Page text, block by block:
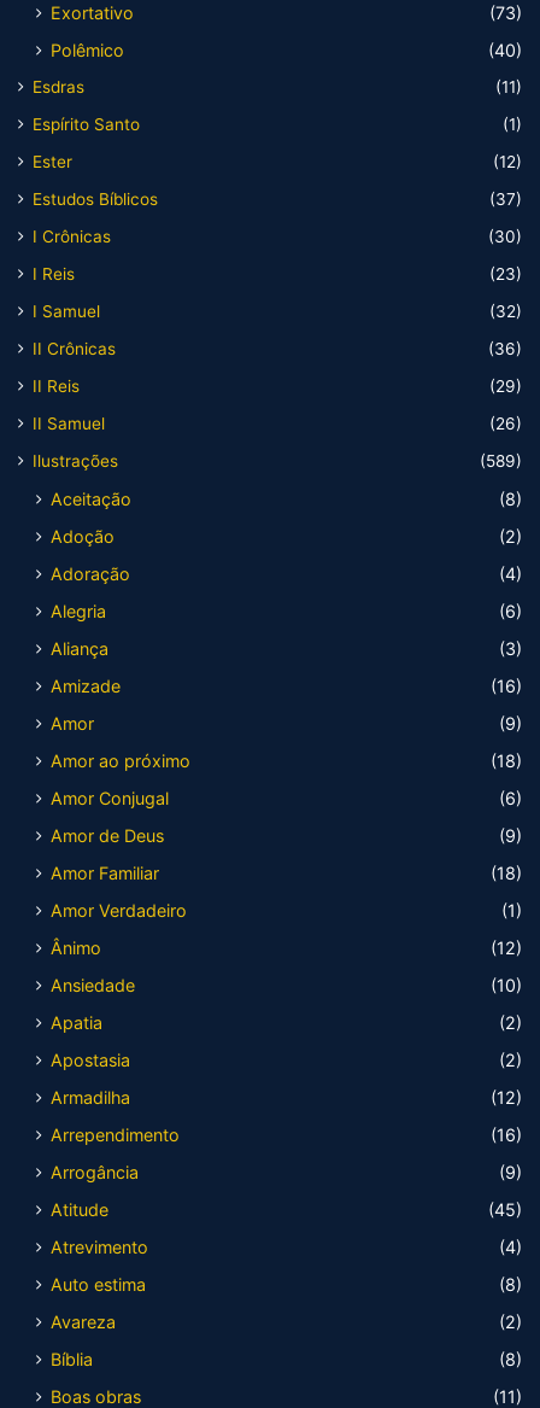
Exortativo
(73)
Polêmico
(40)
Esdras
(11)
Espírito Santo
(1)
Ester
(12)
Estudos Bíblicos
(37)
I Crônicas
(30)
I Reis
(23)
I Samuel
(32)
II Crônicas
(36)
II Reis
(29)
II Samuel
(26)
Ilustrações
(589)
Aceitação
(8)
Adoção
(2)
Adoração
(4)
Alegria
(6)
Aliança
(3)
Amizade
(16)
Amor
(9)
Amor ao próximo
(18)
Amor Conjugal
(6)
Amor de Deus
(9)
Amor Familiar
(18)
Amor Verdadeiro
(1)
Ânimo
(12)
Ansiedade
(10)
Apatia
(2)
Apostasia
(2)
Armadilha
(12)
Arrependimento
(16)
Arrogância
(9)
Atitude
(45)
Atrevimento
(4)
Auto estima
(8)
Avareza
(2)
Bíblia
(8)
Boas obras
(11)